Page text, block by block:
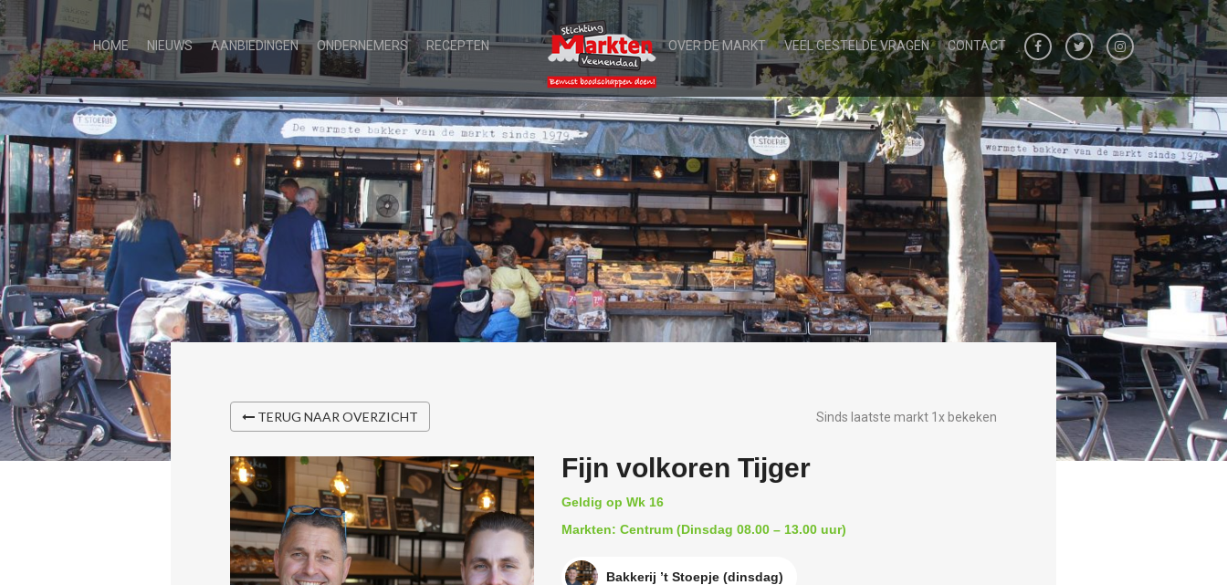
HOME NIEUWS AANBIEDINGEN ONDERNEMERS RECEPTEN OVER DE MARKT VEEL GESTELDE VRAGEN CONTACT
TERUG NAAR OVERZICHT Sinds laatste markt 1x bekeken
Fijn volkoren Tijger
Geldig op Wk 16
Markten: Centrum (Dinsdag 08.00 – 13.00 uur)
Bakkerij ’t Stoepje (dinsdag)